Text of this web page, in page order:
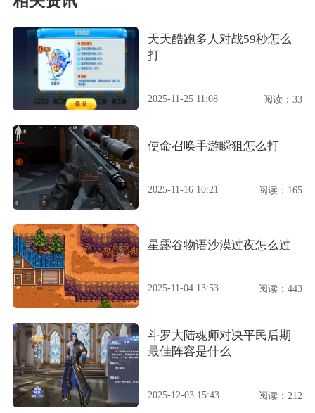
天天酷跑多人对战59秒怎么
打
2025-11-25 11:08 阅读：33
使命召唤手游瞬狙怎么打
2025-11-16 10:21 阅读：165
星露谷物语沙漠过夜怎么过
2025-11-04 13:53 阅读：443
斗罗大陆魂师对决平民后期
最佳阵容是什么
2025-12-03 15:43 阅读：212